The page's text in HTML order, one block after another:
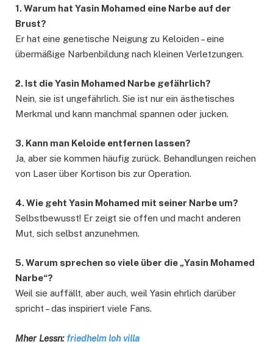
1. Warum hat Yasin Mohamed eine Narbe auf der
Brust?
Er hat eine genetische Neigung zu Keloiden – eine
übermäßige Narbenbildung nach kleinen Verletzungen.
2. Ist die Yasin Mohamed Narbe gefährlich?
Nein, sie ist ungefährlich. Sie ist nur ein ästhetisches
Merkmal und kann manchmal spannen oder jucken.
3. Kann man Keloide entfernen lassen?
Ja, aber sie kommen häufig zurück. Behandlungen reichen
von Laser über Kortison bis zur Operation.
4. Wie geht Yasin Mohamed mit seiner Narbe um?
Selbstbewusst! Er zeigt sie offen und macht anderen
Mut, sich selbst anzunehmen.
5. Warum sprechen so viele über die „Yasin Mohamed
Narbe“?
Weil sie auffällt, aber auch, weil Yasin ehrlich darüber
spricht – das inspiriert viele Fans.
Mher Lessn: friedhelm loh villa